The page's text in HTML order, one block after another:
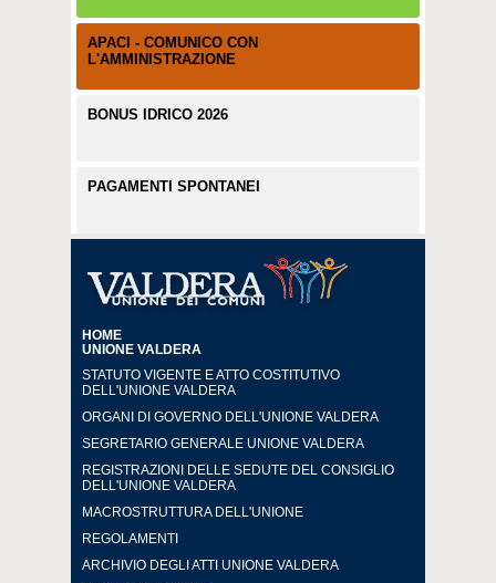
APACI - COMUNICO CON
L'AMMINISTRAZIONE
BONUS IDRICO 2026
PAGAMENTI SPONTANEI
HOME
UNIONE VALDERA
STATUTO VIGENTE E ATTO COSTITUTIVO
DELL'UNIONE VALDERA
ORGANI DI GOVERNO DELL'UNIONE VALDERA
SEGRETARIO GENERALE UNIONE VALDERA
REGISTRAZIONI DELLE SEDUTE DEL CONSIGLIO
DELL'UNIONE VALDERA
MACROSTRUTTURA DELL'UNIONE
REGOLAMENTI
ARCHIVIO DEGLI ATTI UNIONE VALDERA